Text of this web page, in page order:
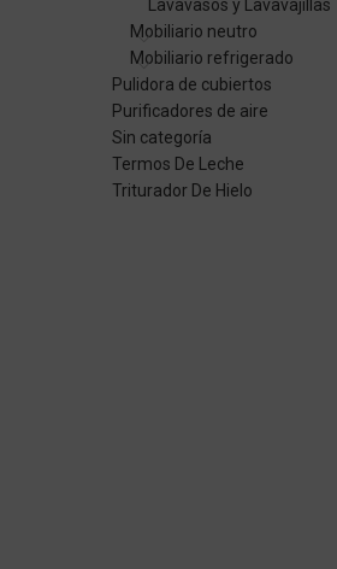
Lavavasos y Lavavajillas
Mobiliario neutro
Mobiliario refrigerado
Pulidora de cubiertos
Purificadores de aire
Sin categoría
Termos De Leche
Triturador De Hielo